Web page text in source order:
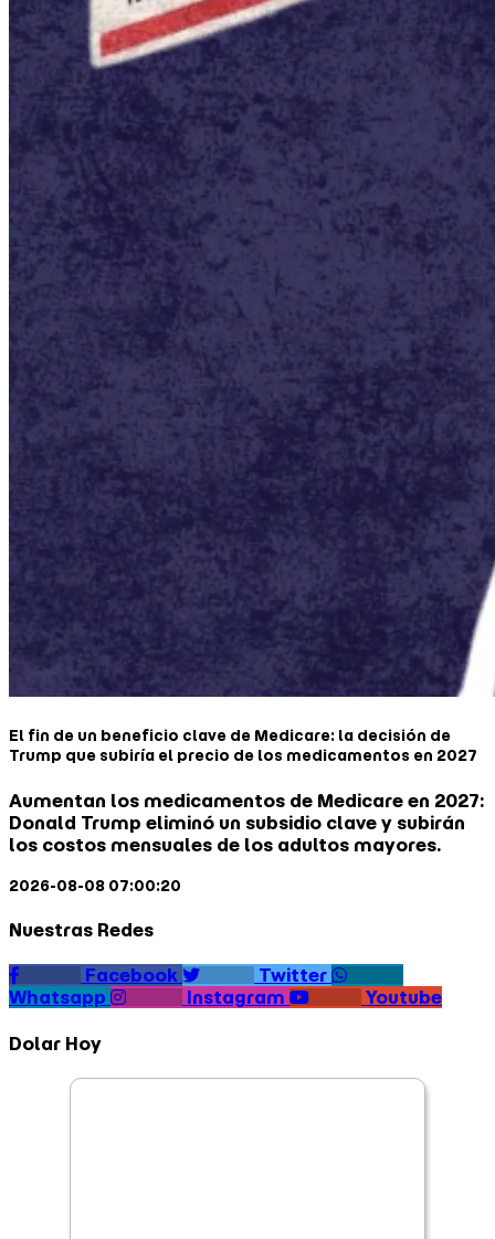
El fin de un beneficio clave de Medicare: la decisión de
Trump que subiría el precio de los medicamentos en 2027
Aumentan los medicamentos de Medicare en 2027:
Donald Trump eliminó un subsidio clave y subirán
los costos mensuales de los adultos mayores.
2026-08-08 07:00:20
Nuestras Redes
Facebook
Twitter
Whatsapp
Instagram Youtube
Dolar Hoy